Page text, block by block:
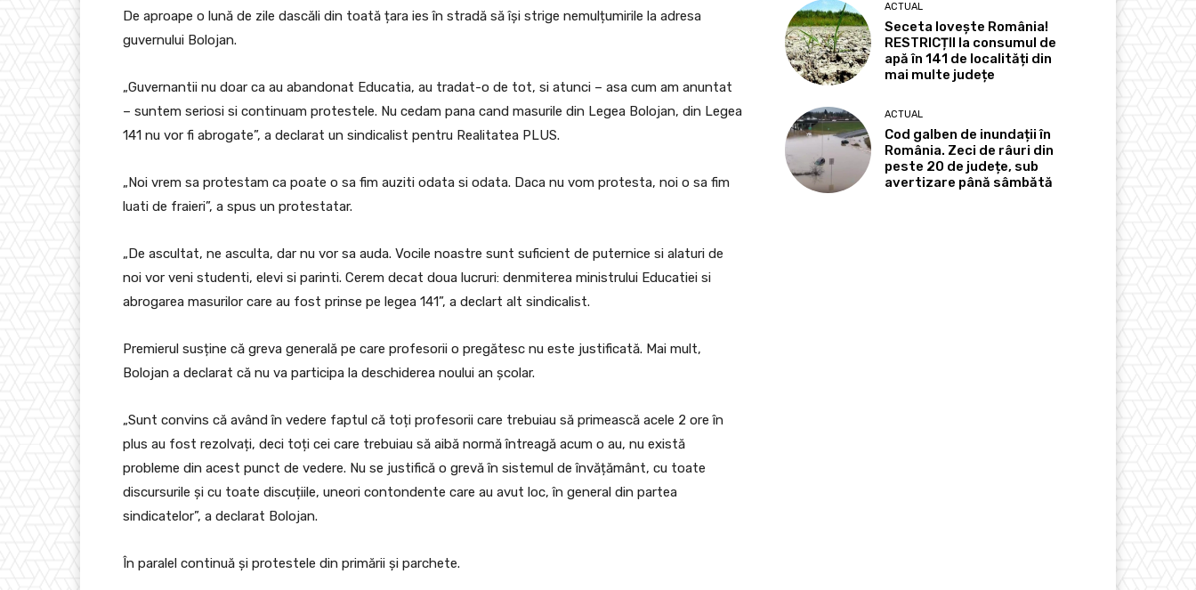
De aproape o lună de zile dascăli din toată țara ies în stradă să își strige nemulțumirile la adresa
guvernului Bolojan.
„Guvernantii nu doar ca au abandonat Educatia, au tradat-o de tot, si atunci – asa cum am anuntat
– suntem seriosi si continuam protestele. Nu cedam pana cand masurile din Legea Bolojan, din Legea
141 nu vor fi abrogate”, a declarat un sindicalist pentru Realitatea PLUS.
„Noi vrem sa protestam ca poate o sa fim auziti odata si odata. Daca nu vom protesta, noi o sa fim
luati de fraieri”, a spus un protestatar.
„De ascultat, ne asculta, dar nu vor sa auda. Vocile noastre sunt suficient de puternice si alaturi de
noi vor veni studenti, elevi si parinti. Cerem decat doua lucruri: denmiterea ministrului Educatiei si
abrogarea masurilor care au fost prinse pe legea 141”, a declart alt sindicalist.
Premierul susține că greva generală pe care profesorii o pregătesc nu este justificată. Mai mult,
Bolojan a declarat că nu va participa la deschiderea noului an școlar.
„Sunt convins că având în vedere faptul că toți profesorii care trebuiau să primească acele 2 ore în
plus au fost rezolvați, deci toți cei care trebuiau să aibă normă întreagă acum o au, nu există
probleme din acest punct de vedere. Nu se justifică o grevă în sistemul de învățământ, cu toate
discursurile și cu toate discuțiile, uneori contondente care au avut loc, în general din partea
sindicatelor”, a declarat Bolojan.
În paralel continuă și protestele din primării și parchete.
ACTUAL
Seceta lovește România!
RESTRICȚII la consumul de
apă în 141 de localități din
mai multe județe
ACTUAL
Cod galben de inundații în
România. Zeci de râuri din
peste 20 de județe, sub
avertizare până sâmbătă